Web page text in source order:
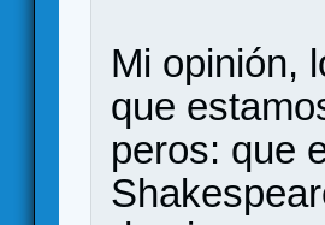
Mi opinión,
que
peros: que